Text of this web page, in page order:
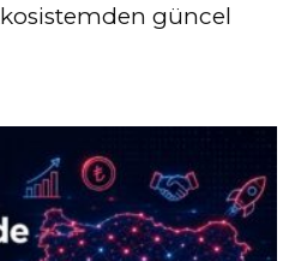
güncel